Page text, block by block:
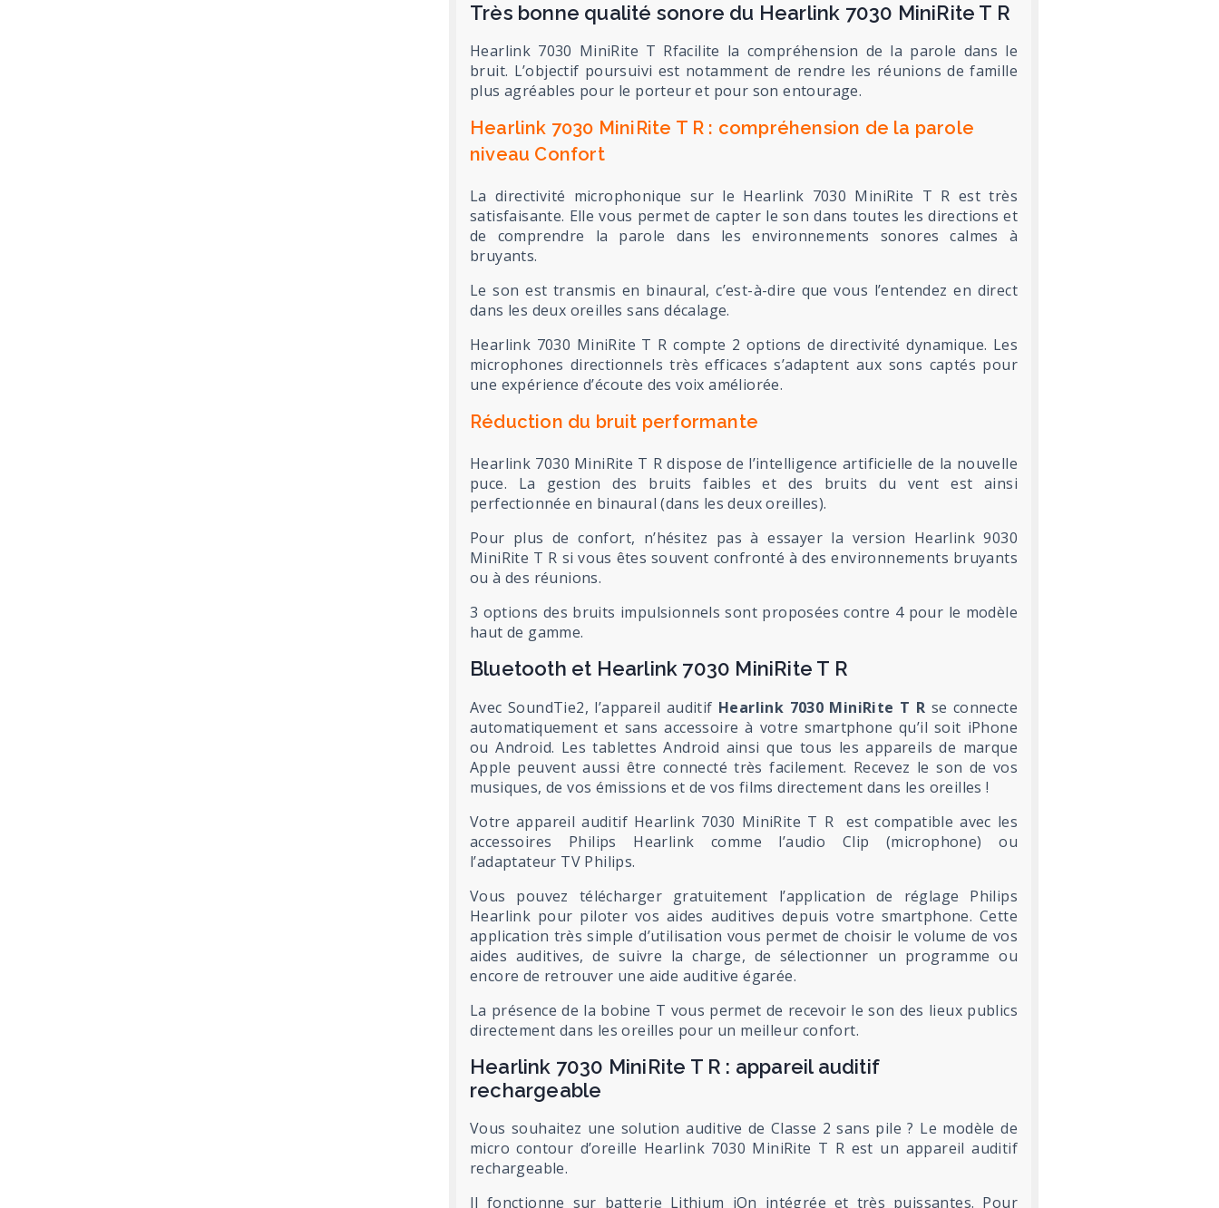
Très bonne qualité sonore du Hearlink 7030 MiniRite T R
Hearlink 7030 MiniRite T Rfacilite la compréhension de la parole dans le
bruit. L’objectif poursuivi est notamment de rendre les réunions de famille
plus agréables pour le porteur et pour son entourage.
Hearlink 7030 MiniRite T R : compréhension de la parole
niveau Confort
La directivité microphonique sur le Hearlink 7030 MiniRite T R est très
satisfaisante. Elle vous permet de capter le son dans toutes les directions et
de comprendre la parole dans les environnements sonores calmes à
bruyants.
Le son est transmis en binaural, c’est-à-dire que vous l’entendez en direct
dans les deux oreilles sans décalage.
Hearlink 7030 MiniRite T R compte 2 options de directivité dynamique. Les
microphones directionnels très efficaces s’adaptent aux sons captés pour
une expérience d’écoute des voix améliorée.
Réduction du bruit performante
Hearlink 7030 MiniRite T R dispose de l’intelligence artificielle de la nouvelle
puce. La gestion des bruits faibles et des bruits du vent est ainsi
perfectionnée en binaural (dans les deux oreilles).
Pour plus de confort, n’hésitez pas à essayer la version Hearlink 9030
MiniRite T R si vous êtes souvent confronté à des environnements bruyants
ou à des réunions.
3 options des bruits impulsionnels sont proposées contre 4 pour le modèle
haut de gamme.
Bluetooth et Hearlink 7030 MiniRite T R
Avec SoundTie2, l’appareil auditif Hearlink 7030 MiniRite T R se connecte
automatiquement et sans accessoire à votre smartphone qu’il soit iPhone
ou Android. Les tablettes Android ainsi que tous les appareils de marque
Apple peuvent aussi être connecté très facilement. Recevez le son de vos
musiques, de vos émissions et de vos films directement dans les oreilles !
Votre appareil auditif Hearlink 7030 MiniRite T R est compatible avec les
accessoires Philips Hearlink comme l’audio Clip (microphone) ou
l’adaptateur TV Philips.
Vous pouvez télécharger gratuitement l’application de réglage Philips
Hearlink pour piloter vos aides auditives depuis votre smartphone. Cette
application très simple d’utilisation vous permet de choisir le volume de vos
aides auditives, de suivre la charge, de sélectionner un programme ou
encore de retrouver une aide auditive égarée.
La présence de la bobine T vous permet de recevoir le son des lieux publics
directement dans les oreilles pour un meilleur confort.
Hearlink 7030 MiniRite T R : appareil auditif
rechargeable
Vous souhaitez une solution auditive de Classe 2 sans pile ? Le modèle de
micro contour d’oreille Hearlink 7030 MiniRite T R est un appareil auditif
rechargeable.
Il fonctionne sur batterie Lithium iOn intégrée et très puissantes. Pour